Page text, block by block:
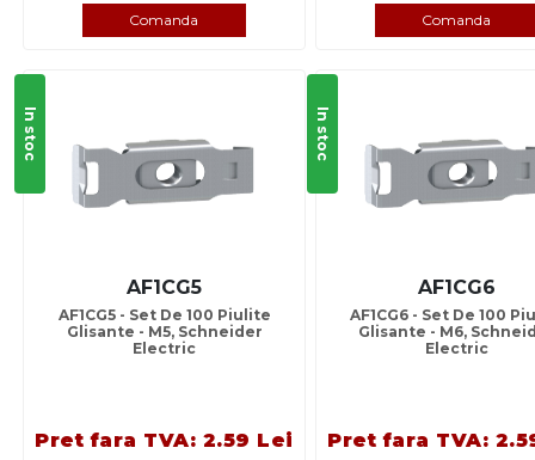
Comanda Comanda
In stoc
AF1CG5
AF1CG5 - Set De 100 Piulite
Glisante - M5, Schneider
Electric
Pret fara TVA: 2.59 Lei
In stoc
AF1CG6
AF1CG6 - Set De 100
Glisante - M6,
Electric
Pret fara TVA: